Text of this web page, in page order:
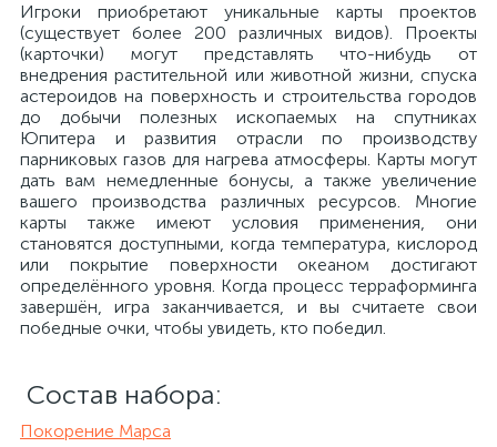
Игроки приобретают уникальные карты проектов
(существует более 200 различных видов). Проекты
(карточки) могут представлять что-нибудь от
внедрения растительной или животной жизни, спуска
астероидов на поверхность и строительства городов
до добычи полезных ископаемых на спутниках
Юпитера и развития отрасли по производству
парниковых газов для нагрева атмосферы. Карты могут
дать вам немедленные бонусы, а также увеличение
вашего производства различных ресурсов. Многие
карты также имеют условия применения, они
становятся доступными, когда температура, кислород
или покрытие поверхности океаном достигают
определённого уровня. Когда процесс терраформинга
завершён, игра заканчивается, и вы считаете свои
победные очки, чтобы увидеть, кто победил.
Состав набора:​
Покорение Марса